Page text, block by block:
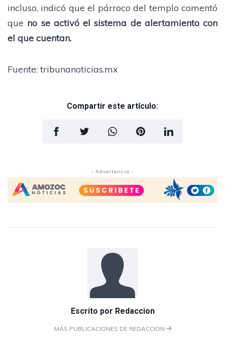
incluso, indicó que el párroco del templo comentó
que no se activó el sistema de alertamiento con
el que cuentan.
Fuente: tribunanoticias.mx
Compartir este artículo:
- Advertencia -
Escrito por Redaccion
MÁS PUBLICACIONES DE REDACCION